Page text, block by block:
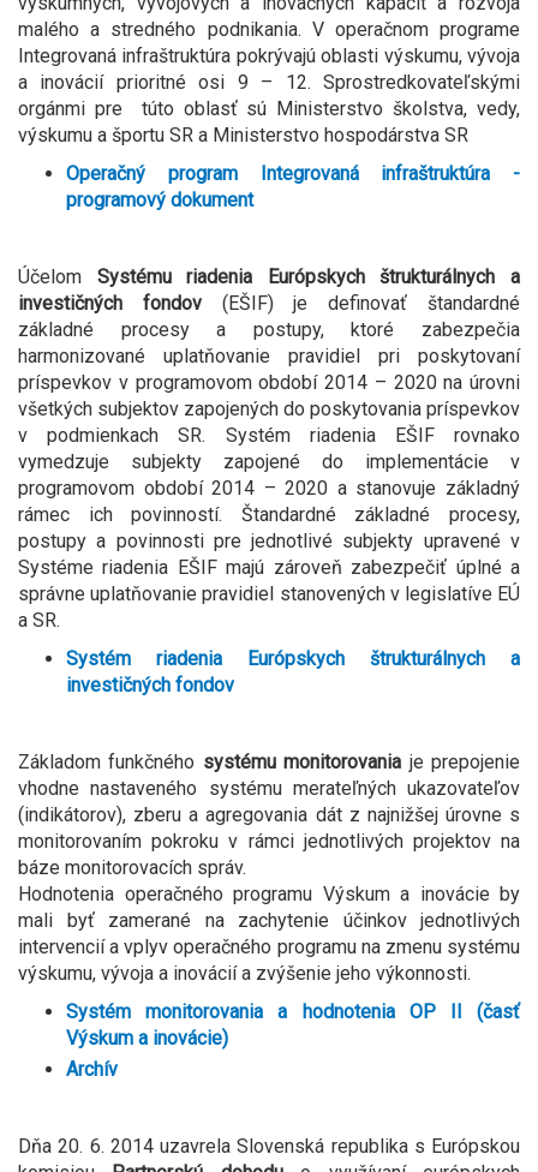
malého a stredného podnikania. V operačnom programe
Integrovaná infraštruktúra pokrývajú oblasti výskumu, vývoja
a inovácií prioritné osi 9 – 12. Sprostredkovateľskými
orgánmi pre túto oblasť sú Ministerstvo školstva, vedy,
výskumu a športu SR a Ministerstvo hospodárstva SR
Operačný program Integrovaná infraštruktúra -
programový dokument
Účelom Systému riadenia Európskych štrukturálnych a
investičných fondov(EŠIF) je definovať štandardné
základné procesy a postupy, ktoré zabezpečia
harmonizované uplatňovanie pravidiel pri poskytovaní
príspevkov v programovom období 2014 – 2020 na úrovni
všetkých subjektov zapojených do poskytovania príspevkov
v podmienkach SR. Systém riadenia EŠIF rovnako
vymedzuje subjekty zapojené do implementácie v
programovom období 2014 – 2020 a stanovuje základný
rámec ich povinností. Štandardné základné procesy,
postupy a povinnosti pre jednotlivé subjekty upravené v
Systéme riadenia EŠIF majú zároveň zabezpečiť úplné a
správne uplatňovanie pravidiel stanovených v legislatíve EÚ
a SR.
Systém riadenia Európskych štrukturálnych a
investičných fondov
Základom funkčného systému monitorovania je prepojenie
vhodne nastaveného systému merateľných ukazovateľov
(indikátorov), zberu a agregovania dát z najnižšej úrovne s
monitorovaním pokroku v rámci jednotlivých projektov na
báze monitorovacích správ.
Hodnotenia operačného programu Výskum a inovácie by
mali byť zamerané na zachytenie účinkov jednotlivých
intervencií a vplyv operačného programu na zmenu systému
výskumu, vývoja a inovácií a zvýšenie jeho výkonnosti.
Systém monitorovania a hodnotenia OP II (časť
Výskum a inovácie)
Archív
Dňa 20. 6. 2014 uzavrela Slovenská republika s Európskou